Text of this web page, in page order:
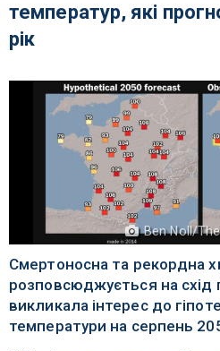
температур, які
рік
Ben Noll/
Смертоносна та рекордна
розповсюджується на схід
викликала інтерес до
температури на серпень